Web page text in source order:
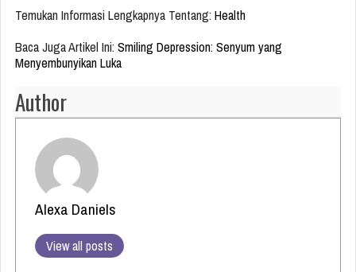
Temukan Informasi Lengkapnya Tentang: Health
Baca Juga Artikel Ini: Smiling Depression: Senyum yang
Menyembunyikan Luka
Author
Alexa Daniels
View all posts